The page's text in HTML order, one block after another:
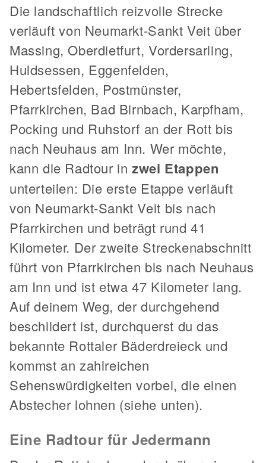
Die landschaftlich reizvolle Strecke
verläuft von Neumarkt-Sankt Veit über
Massing, Oberdietfurt, Vordersarling,
Huldsessen, Eggenfelden,
Hebertsfelden, Postmünster,
Pfarrkirchen, Bad Birnbach, Karpfham,
Pocking und Ruhstorf an der Rott bis
nach Neuhaus am Inn. Wer möchte,
kann die Radtour inzwei Etappen
unterteilen: Die erste Etappe verläuft
von Neumarkt-Sankt Veit bis nach
Pfarrkirchen und beträgt rund 41
Kilometer. Der zweite Streckenabschnitt
führt von Pfarrkirchen bis nach Neuhaus
am Inn und ist etwa 47 Kilometer lang.
Auf deinem Weg, der durchgehend
beschildert ist, durchquerst du das
bekannte Rottaler Bäderdreieck und
kommst an zahlreichen
Sehenswürdigkeiten vorbei, die einen
Abstecher lohnen (siehe unten).
Eine Radtour für Jedermann